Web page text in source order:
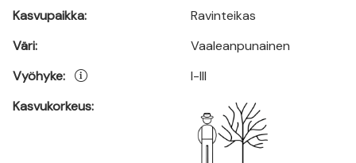
Kasvupaikka:
Väri:
Vyöhyke:
Kasvukorkeus:
Ravinteikas
Vaaleanpunainen
I-III